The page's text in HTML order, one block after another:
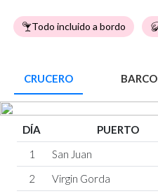
Todo incluido a bordo
CRUCERO BARCO
DÍA PUERTO
1
San Juan
2
Virgin Gorda